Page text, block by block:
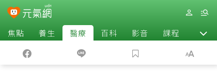
焦點 養生 醫療 百科 影音 課程 退休